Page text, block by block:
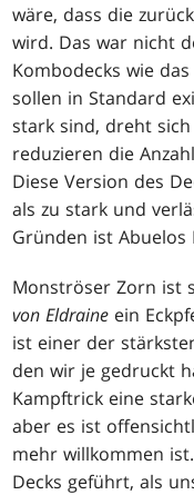
wäre, dass die
wird. Das war nicht
Kombodecks wie
sollen in Standard
stark sind, dreht
reduzieren die
Diese Version des
als zu stark und
Gründen ist Abuelos
Monströser Zorn ist
von Eldraine ein
ist einer der
den wir je gedruckt
Kampftrick eine
aber es ist
mehr willkommen
Decks geführt, als